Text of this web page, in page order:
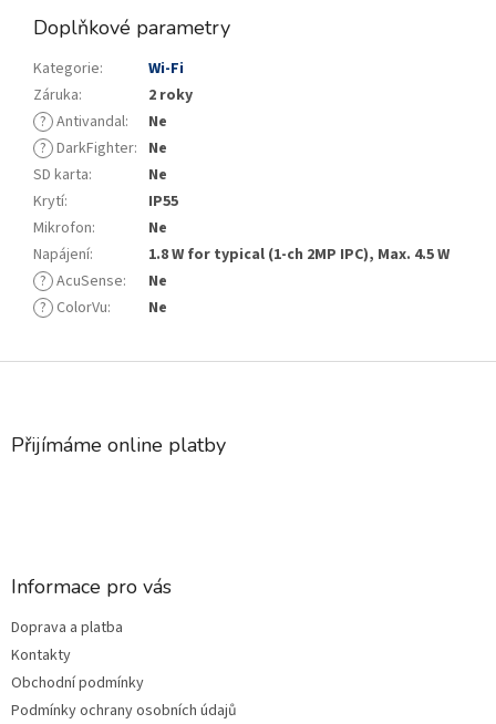
Doplňkové parametry
Kategorie:
Wi-Fi
Záruka:
2 roky
? Antivandal:
Ne
? DarkFighter: Ne
SD karta:
Ne
Krytí:
IP55
Mikrofon:
Ne
Napájení:
1.8 W for typical (1-ch 2MP IPC), Max. 4.5 W
? AcuSense:
Ne
? ColorVu: Ne
Z
Přijímáme online platby
Informace pro vás
Doprava a platba
Kontakty
Obchodní podmínky
Podmínky ochrany osobních údajů